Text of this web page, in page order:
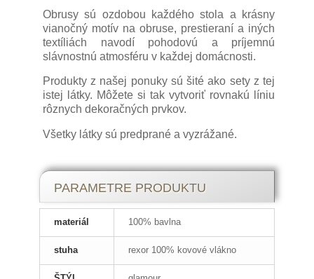
Obrusy sú ozdobou každého stola a krásny
vianočný motív na obruse, prestieraní a iných
textíliách navodí pohodovú a príjemnú
slávnostnú atmosféru v každej domácnosti.
Produkty z našej ponuky sú šité ako sety z tej
istej látky. Môžete si tak vytvoriť rovnakú líniu
rôznych dekoračných prvkov.
Všetky látky sú predprané a vyzrážané.
PARAMETRE PRODUKTU
materiál 100% bavlna
stuha rexor 100% kovové vlákno